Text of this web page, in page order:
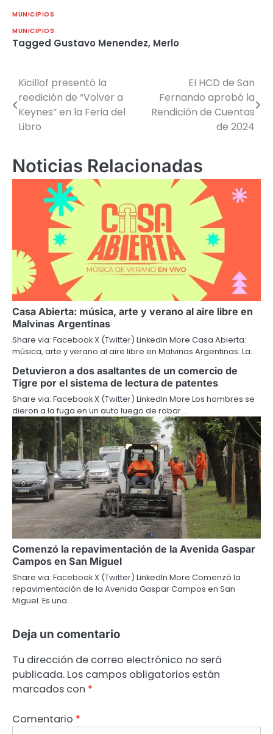
MUNICIPIOS
MUNICIPIOS
Tagged Gustavo Menendez, Merlo
Navegación
de
entradas
Kicillof presentó la
reedición de “Volver a
Keynes” en la Feria del
Libro
El HCD de San
Fernando aprobó la
Rendición de Cuentas
de 2024
Noticias Relacionadas
Casa Abierta: música, arte y verano al aire libre en
Malvinas Argentinas
Share via: Facebook X (Twitter) LinkedIn More Casa Abierta:
música, arte y verano al aire libre en Malvinas Argentinas. La…
Detuvieron a dos asaltantes de un comercio de
Tigre por el sistema de lectura de patentes
Share via: Facebook X (Twitter) LinkedIn More Los hombres se
dieron a la fuga en un auto luego de robar…
Comenzó la repavimentación de la Avenida Gaspar
Campos en San Miguel
Share via: Facebook X (Twitter) LinkedIn More Comenzó la
repavimentación de la Avenida Gaspar Campos en San
Miguel. Es una…
Deja un comentario
Tu dirección de correo electrónico no será
publicada. Los campos obligatorios están
marcados con *
Comentario *